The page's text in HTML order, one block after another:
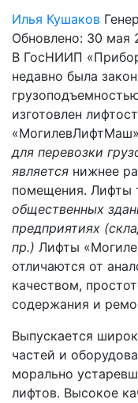
Илья Кушаков
Обновлено: 30 мая
В ГосНИИП
недавно была
изготовлен
для перевозки
является нижнее
помещения. Лифты
общественных
предприятиях
пр.) Лифты
отличаются от
качеством,
содержания и
Выпускается
частей и
морально
лифтов. Высокое